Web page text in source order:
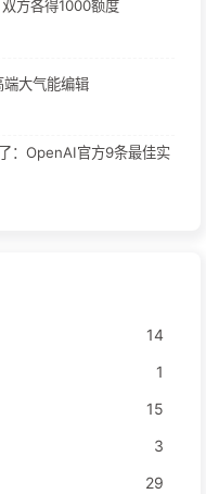
方各得1000额度
大气能编辑
：OpenAI官方9条最佳实
14
1
15
3
29